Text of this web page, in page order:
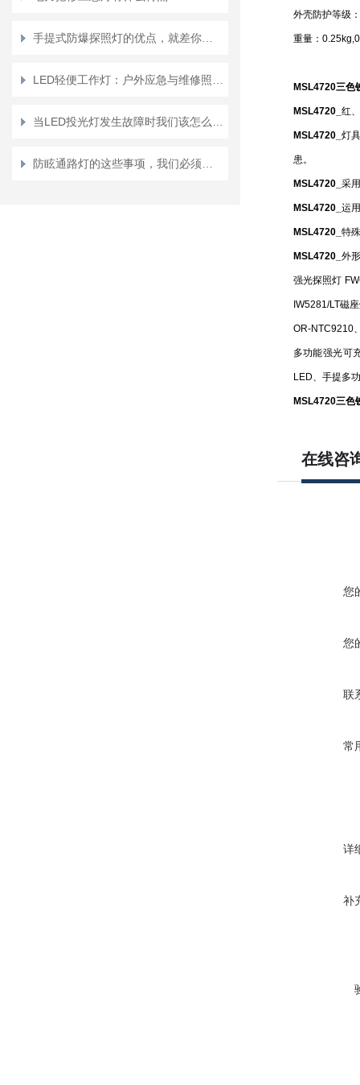
外壳防护等级
重量：
MSL4720三色
MSL4720_ 红
MSL4720_ 灯
患。
MSL4720_ 采
MSL4720_ 运
MSL4720_ 特
MSL4720_ 外
强光探照灯
IW5281/LT磁
OR-NTC9210
多功能强光可
LED、手提多
MSL4720三色
在线咨
您
您
联
常
详
补